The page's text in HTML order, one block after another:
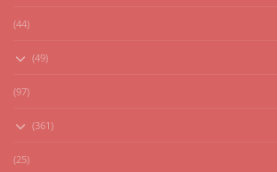
(44)
(49)
(97)
(361)
(25)